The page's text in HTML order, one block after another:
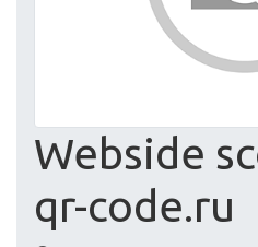
Webside
qr-code.ru